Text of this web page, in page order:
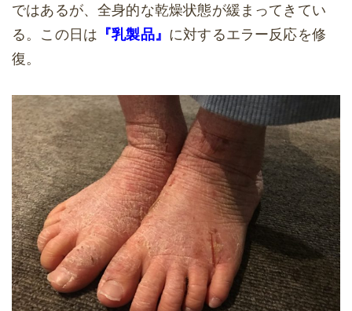
ではあるが、全身的な乾燥状態が緩まってきてい
る。この日は 『乳製品』 に対するエラー反応を修
復。